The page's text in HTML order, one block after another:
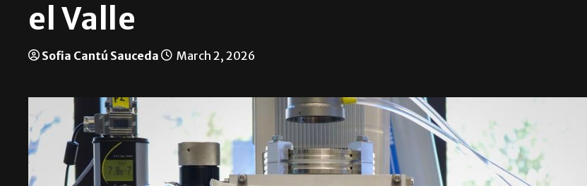
el Valle
Sofia Cantú Sauceda March 2, 2026